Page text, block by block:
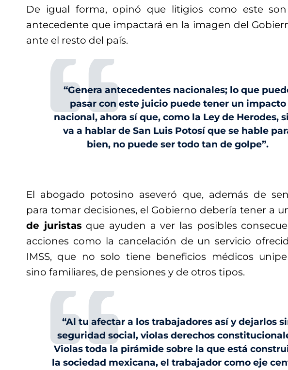
De igual forma, opinó que litigios como este
antecedente que impactará en la imagen del
ante el resto del país.
“Genera antecedentes nacionales; lo que
pasar con este juicio puede tener un impacto
nacional, ahora sí que, como la Ley de Herodes,
va a hablar de San Luis Potosí que se hable
bien, no puede ser todo tan de golpe”.
El abogado potosino aseveró que, además de
para tomar decisiones, el Gobierno debería tener a
de juristas que ayuden a ver las posibles
acciones como la cancelación de un servicio
IMSS, que no solo tiene beneficios médicos
sino familiares, de pensiones y de otros tipos.
“Al tu afectar a los trabajadores así y dejarlos
seguridad social, violas derechos
Violas toda la pirámide sobre la que está
la sociedad mexicana, el trabajador como eje